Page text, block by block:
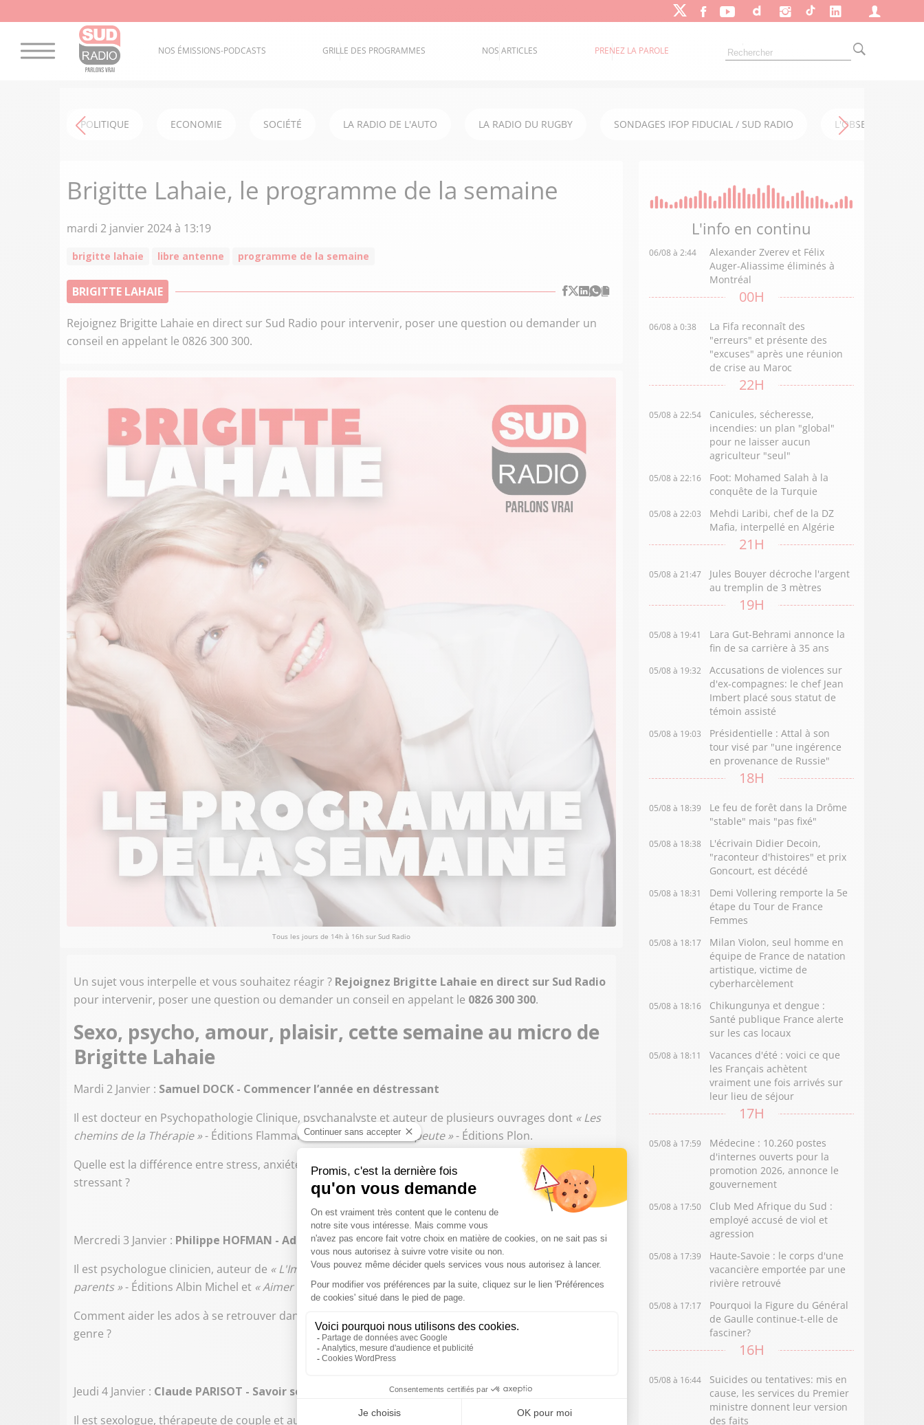
NOS ÉMISSIONS-PODCASTS GRILLE DES PROGRAMMES NOS ARTICLES PRENEZ LA PAROLE
POLITIQUE ECONOMIE SOCIÉTÉ LA RADIO DE L'AUTO LA RADIO DU RUGBY SONDAGES IFOP FIDUCIAL / SUD RADIO L'OBSERVATOIRE
Brigitte Lahaie, le programme de la semaine
mardi 2 janvier 2024 à 13:19
brigitte lahaie libre antenne programme de la semaine
BRIGITTE LAHAIE
Rejoignez Brigitte Lahaie en direct sur Sud Radio pour intervenir, poser une question ou demander un
conseil en appelant le 0826 300 300.
Tous les jours de 14h à 16h sur Sud Radio
Un sujet vous interpelle et vous souhaitez réagir ? Rejoignez Brigitte Lahaie en direct sur Sud Radio
pour intervenir, poser une question ou demander un conseil en appelant le 0826 300 300.
Sexo, psycho, amour, plaisir, cette semaine au micro de
Brigitte Lahaie
Mardi 2 Janvier : Samuel DOCK - Commencer l’année en déstressant
Il est docteur en Psychopathologie Clinique, psychanalyste et auteur de plusieurs ouvrages dont « Les
chemins de la Thérapie »- Éditions Flammarion et« L’Enfant thérapeute »- Éditions Plon.
Quelle est la différence entre stress, anxiété et angoisse ? Comment vivre avec quelqu’un de stressé ou
stressant ?
Mercredi 3 Janvier : Philippe HOFMAN - Adolescence et identité sexuelle
Il est psychologue clinicien, auteur de « L'Impossible séparation entre les jeunes adultes et leurs
parents »- Éditions Albin Michel et « Aimer à tout âge »- Éditions La Musardine
Comment aider les ados à se retrouver dans leur identité sexuelle, à comprendre la question du
genre ?
Jeudi 4 Janvier : Claude PARISOT - Savoir se parler vrai
Il est sexologue, thérapeute de couple et auteur de
« (Ré)enchanter son couple »
- Éditions Eyrolles.
L'info en continu
06/08 à 2:44
Alexander Zverev et Félix
Auger-Aliassime éliminés à
Montréal
00H
06/08 à 0:38
La Fifa reconnaît des
"erreurs" et présente des
"excuses" après une réunion
de crise au Maroc
22H
05/08 à 22:54
Canicules, sécheresse,
incendies: un plan "global"
pour ne laisser aucun
agriculteur "seul"
05/08 à 22:16
Foot: Mohamed Salah à la
conquête de la Turquie
05/08 à 22:03
Mehdi Laribi, chef de la DZ
Mafia, interpellé en Algérie
21H
05/08 à 21:47
Jules Bouyer décroche l'argent
au tremplin de 3 mètres
19H
05/08 à 19:41
Lara Gut-Behrami annonce la
fin de sa carrière à 35 ans
05/08 à 19:32
Accusations de violences sur
d'ex-compagnes: le chef Jean
Imbert placé sous statut de
témoin assisté
05/08 à 19:03
Présidentielle : Attal à son
tour visé par "une ingérence
en provenance de Russie"
18H
05/08 à 18:39
Le feu de forêt dans la Drôme
"stable" mais "pas fixé"
05/08 à 18:38
L'écrivain Didier Decoin,
"raconteur d'histoires" et prix
Goncourt, est décédé
05/08 à 18:31
Demi Vollering remporte la 5e
étape du Tour de France
Femmes
05/08 à 18:17
Milan Violon, seul homme en
équipe de France de natation
artistique, victime de
cyberharcèlement
05/08 à 18:16
Chikungunya et dengue :
Santé publique France alerte
sur les cas locaux
05/08 à 18:11
Vacances d'été : voici ce que
les Français achètent
vraiment une fois arrivés sur
leur lieu de séjour
17H
05/08 à 17:59
Médecine : 10.260 postes
d'internes ouverts pour la
promotion 2026, annonce le
gouvernement
05/08 à 17:50
Club Med Afrique du Sud :
employé accusé de viol et
agression
05/08 à 17:39
Haute-Savoie : le corps d'une
vacancière emportée par une
rivière retrouvé
05/08 à 17:17
Pourquoi la Figure du Général
de Gaulle continue-t-elle de
fasciner?
16H
05/08 à 16:44
Suicides ou tentatives: mis en
cause, les services du Premier
ministre donnent leur version
des faits